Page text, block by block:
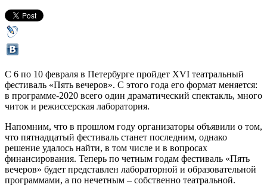
С 6 по 10 февраля в Петербурге пройдет XVI театральный
фестиваль «Пять вечеров». С этого года его формат меняется:
в программе-2020 всего один драматический спектакль, много
читок и режиссерская лаборатория.
Напомним, что в прошлом году организаторы объявили о том,
что пятнадцатый фестиваль станет последним, однако
решение удалось найти, в том числе и в вопросах
финансирования. Теперь по четным годам фестиваль «Пять
вечеров» будет представлен лабораторной и образовательной
программами, а по нечетным – собственно театральной.